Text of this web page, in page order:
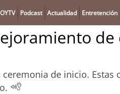
Podcast Actualidad Entretención
de
de inicio.